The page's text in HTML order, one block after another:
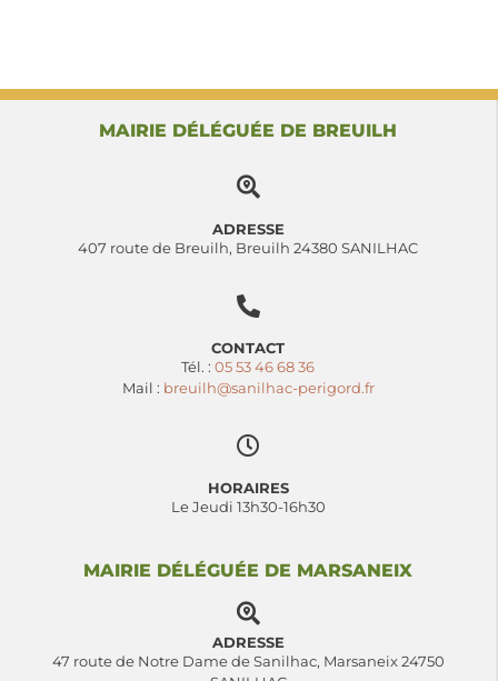
MAIRIE DÉLÉGUÉE DE BREUILH
ADRESSE
407 route de Breuilh, Breuilh 24380 SANILHAC
CONTACT
Tél. : 05 53 46 68 36
Mail : breuilh@sanilhac-perigord.fr
HORAIRES
Le Jeudi 13h30-16h30
MAIRIE DÉLÉGUÉE DE MARSANEIX
ADRESSE
47 route de Notre Dame de Sanilhac, Marsaneix 24750